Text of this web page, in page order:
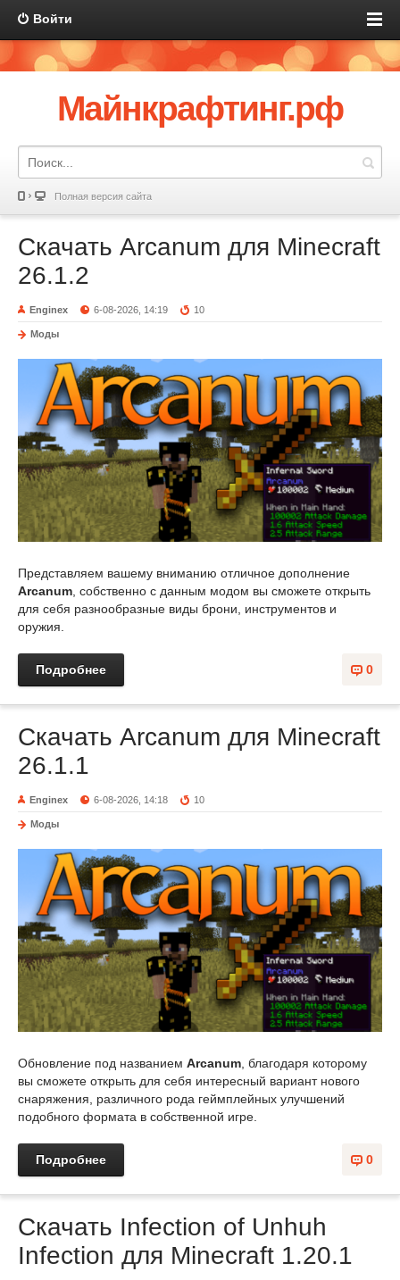
Войти
Майнкрафтинг.рф
Полная версия сайта
Скачать Arcanum для Minecraft
26.1.2
Enginex 6-08-2026, 14:19 10
Моды
Представляем вашему вниманию отличное дополнение
Arcanum , собственно с данным модом вы сможете открыть
для себя разнообразные виды брони, инструментов и
оружия.
0
Подробнее
Скачать Arcanum для Minecraft
26.1.1
Enginex 6-08-2026, 14:18 10
Моды
Обновление под названием Arcanum , благодаря которому
вы сможете открыть для себя интересный вариант нового
снаряжения, различного рода геймплейных улучшений
подобного формата в собственной игре.
0
Подробнее
Скачать Infection of Unhuh
Infection для Minecraft 1.20.1